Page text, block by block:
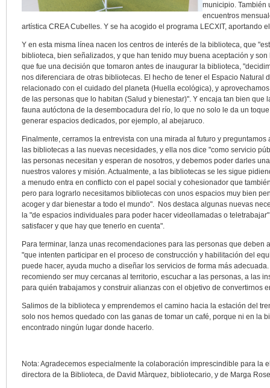
municipio. También
encuentros
artística CREA Cubelles. Y se ha acogido el programa LECXIT, aportando
Y en esta misma línea nacen los centros de interés de la biblioteca, que
biblioteca, bien señalizados, y que han tenido muy buena aceptación y
que fue una decisión que tomaron antes de inaugurar la biblioteca,
nos diferenciara de otras bibliotecas. El hecho de tener el Espacio Natural
relacionado con el cuidado del planeta (Huella ecológica), y
de las personas que lo habitan (Salud y bienestar)". Y encaja tan bien que
fauna autóctona de la desembocadura del río, lo que no solo le da un
generar espacios dedicados, por ejemplo, al abejaruco.
Finalmente, cerramos la entrevista con una mirada al futuro y
las bibliotecas a las nuevas necesidades, y ella nos dice "como servicio
las personas necesitan y esperan de nosotros, y debemos poder darles
nuestros valores y misión. Actualmente, a las bibliotecas se les sigue
a menudo entra en conflicto con el papel social y cohesionador que
pero para lograrlo necesitamos bibliotecas con unos espacios muy bien
acoger y dar bienestar a todo el mundo". Nos destaca algunas nuevas
la "de espacios individuales para poder hacer videollamadas o
satisfacer y que hay que tenerlo en cuenta".
Para terminar, lanza unas recomendaciones para las personas que
"que intenten participar en el proceso de construcción y habilitación del
puede hacer, ayuda mucho a diseñar los servicios de forma más
recomiendo ser muy cercanas al territorio, escuchar a las personas, a las
para quién trabajamos y construir alianzas con el objetivo de convertirnos
Salimos de la biblioteca y emprendemos el camino hacia la estación del
solo nos hemos quedado con las ganas de tomar un café, porque ni en la
encontrado ningún lugar donde hacerlo.
Nota: Agradecemos especialmente la colaboración imprescindible para la
directora de la Biblioteca, de David Màrquez, bibliotecario, y de Marga